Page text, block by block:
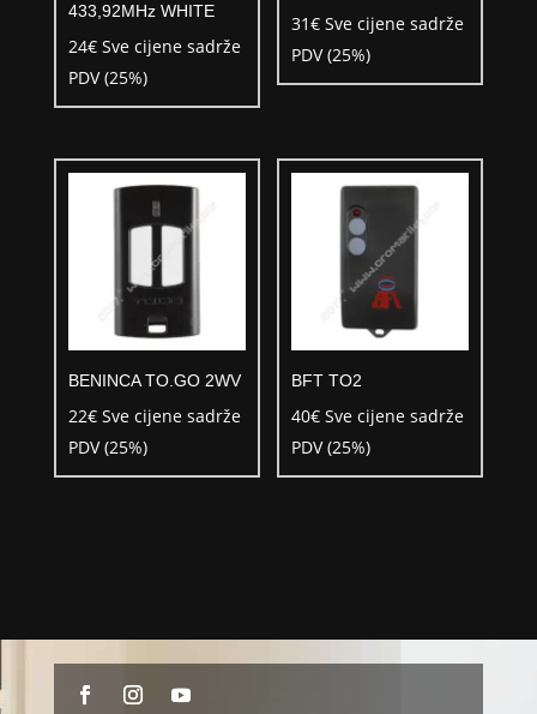
433,92MHz WHITE
24€ Sve cijene sadrže
PDV (25%)
31€ Sve cijene sadrže
PDV (25%)
BENINCA TO.GO 2WV
22€ Sve cijene sadrže
PDV (25%)
BFT TO2
40€ Sve cijene sadrže
PDV (25%)